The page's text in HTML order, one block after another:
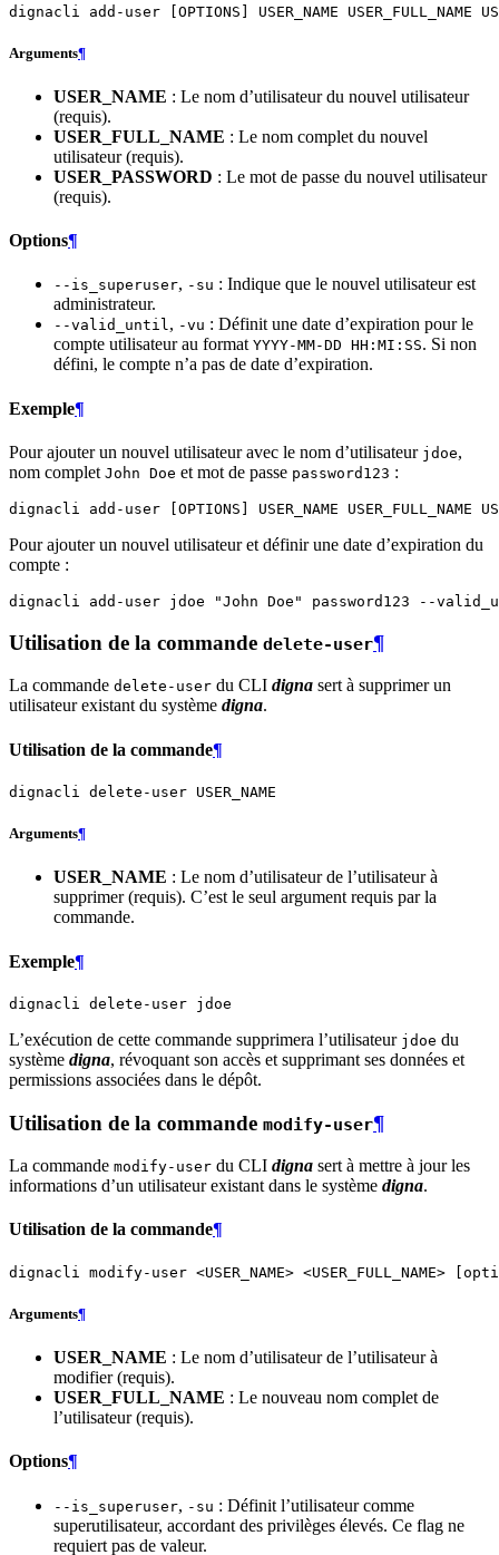
dignacli add-user [OPTIONS ] USER_NAME USER_FULL_NAME
Arguments¶
USER_NAME : Le nom d’utilisateur du nouvel utilisateur
(requis).
USER_FULL_NAME : Le nom complet du nouvel
utilisateur (requis).
USER_PASSWORD : Le mot de passe du nouvel utilisateur
(requis).
Options¶
--is_superuser, -su : Indique que le nouvel utilisateur est
administrateur.
--valid_until, -vu : Définit une date d’expiration pour le
compte utilisateur au format YYYY-MM-DD HH:MI:SS. Si non
défini, le compte n’a pas de date d’expiration.
Exemple¶
Pour ajouter un nouvel utilisateur avec le nom d’utilisateur jdoe,
nom complet John Doe et mot de passe password123 :
dignacli add-user OPTIONS USER_NAME USER_FULL_NAME
Pour ajouter un nouvel utilisateur et définir une date d’expiration du
compte :
dignacli add-user jdoe "John Doe" password123 --
Utilisation de la commande delete-user¶
La commande delete-user du CLI digna sert à supprimer un
utilisateur existant du système digna.
Utilisation de la commande¶
dignacli delete-user
Arguments¶
USER_NAME : Le nom d’utilisateur de l’utilisateur à
supprimer (requis). C’est le seul argument requis par la
commande.
Exemple¶
dignacli delete-user
L’exécution de cette commande supprimera l’utilisateur jdoe du
système digna, révoquant son accès et supprimant ses données et
permissions associées dans le dépôt.
Utilisation de la commande modify-user¶
La commande modify-user du CLI digna sert à mettre à jour les
informations d’un utilisateur existant dans le système digna.
Utilisation de la commande¶
dignacli modify-user <USER_NAME> <USER_FULL_NAME>
Arguments¶
USER_NAME : Le nom d’utilisateur de l’utilisateur à
modifier (requis).
USER_FULL_NAME : Le nouveau nom complet de
l’utilisateur (requis).
Options¶
--is_superuser, -su : Définit l’utilisateur comme
superutilisateur, accordant des privilèges élevés. Ce flag ne
requiert pas de valeur.